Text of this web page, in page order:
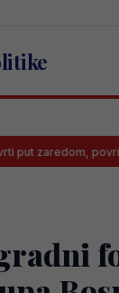
povrijedio se u